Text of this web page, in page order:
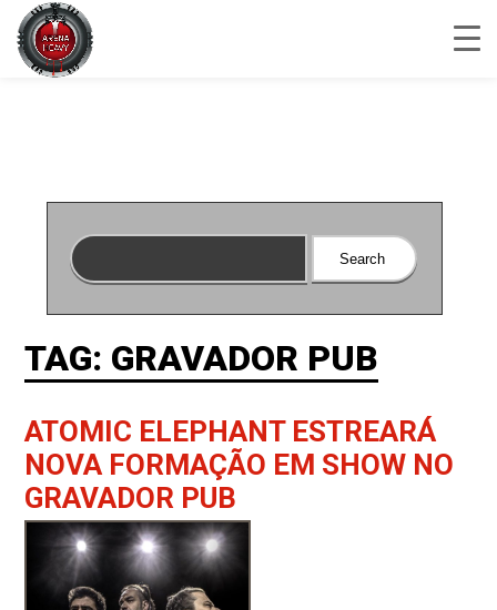
TAG: GRAVADOR PUB
ATOMIC ELEPHANT ESTREARÁ
NOVA FORMAÇÃO EM SHOW NO
GRAVADOR PUB